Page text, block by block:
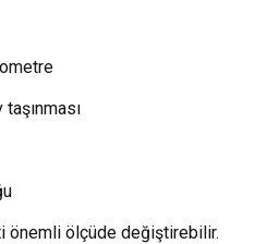
önemli ölçüde değiştirebilir.